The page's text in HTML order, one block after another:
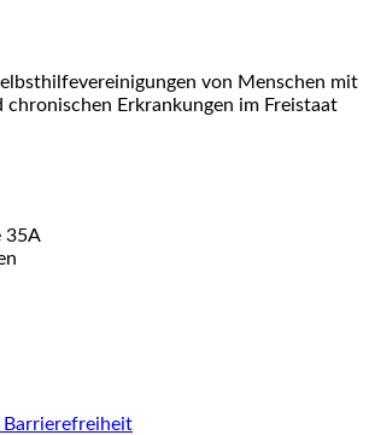
von Menschen mit
chronischen Erkrankungen im Freistaat
35A
Barrierefreiheit